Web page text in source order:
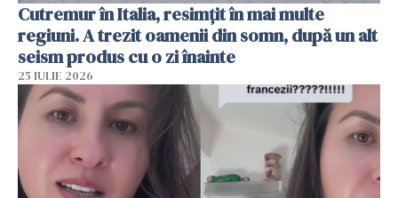
Cutremur în Italia, resimțit în mai multe
regiuni. A trezit oamenii din somn, după un alt
seism produs cu o zi înainte
25 IULIE 2026